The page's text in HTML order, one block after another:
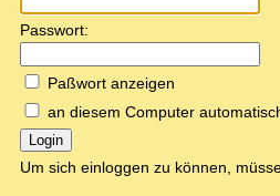
Passwort:
Paßwort anzeigen
an diesem Computer
Login
Um sich einloggen zu können,